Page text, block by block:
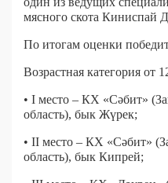
мясного скота Киниспай
По итогам оценки
Возрастная категория от
• I место – КХ «Сәбит»
область), бык Жүрек;
• II место – КХ «Сәбит»
область), бык Кипрей;